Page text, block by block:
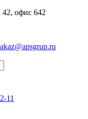
офис 642
11